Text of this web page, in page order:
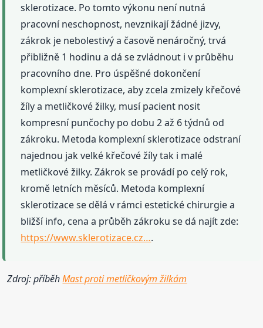
sklerotizace. Po tomto výkonu není nutná
pracovní neschopnost, nevznikají žádné jizvy,
zákrok je nebolestivý a časově nenáročný, trvá
přibližně 1 hodinu a dá se zvládnout i v průběhu
pracovního dne. Pro úspěšné dokončení
komplexní sklerotizace, aby zcela zmizely křečové
žíly a metličkové žilky, musí pacient nosit
kompresní punčochy po dobu 2 až 6 týdnů od
zákroku. Metoda komplexní sklerotizace odstraní
najednou jak velké křečové žíly tak i malé
metličkové žilky. Zákrok se provádí po celý rok,
kromě letních měsíců. Metoda komplexní
sklerotizace se dělá v rámci estetické chirurgie a
bližší info, cena a průběh zákroku se dá najít zde:
https://www.sklerotizace.cz….
Zdroj: příběhMast proti metličkovým žilkám